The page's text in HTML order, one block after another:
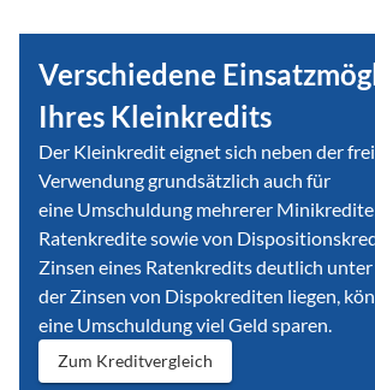
Verschiedene
Ihres Kleinkredits
Der Kleinkredit eignet sich neben der
Verwendung grundsätzlich auch für
eine Umschuldung mehrerer
Ratenkredite sowie von
Zinsen eines Ratenkredits deutlich
der Zinsen von Dispokrediten liegen,
eine Umschuldung viel Geld sparen.
Zum Kreditvergleich